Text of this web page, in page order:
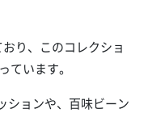
り、このコレクショ
ています。
ションや、百味ビーン